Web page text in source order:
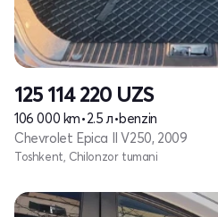
125 114 220 UZS
106 000 km•2.5 л•benzin
Chevrolet Epica II V250, 2009
Toshkent, Chilonzor tumani